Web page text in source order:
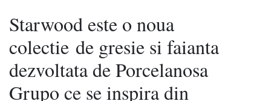
Starwood este o noua
colectie de gresie si faianta
dezvoltata de Porcelanosa
Grupo ce se inspira din